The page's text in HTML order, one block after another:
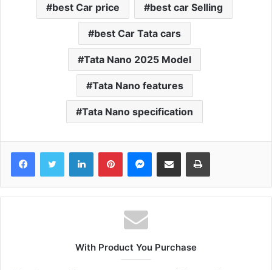
best Car price best car Selling
best Car Tata cars
Tata Nano 2025 Model
Tata Nano features
Tata Nano specification
FacebookTwitter LinkedInPinterestMessenger
Share via Email Print
With Product You Purchase